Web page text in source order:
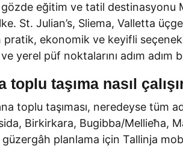
gözde eğitim ve tatil destinasyonu
St. Julian’s, Sliema, Valletta
ekonomik ve keyifli
yerel püf noktalarını adım adım
toplu taşıma nasıl
toplu taşıması, neredeyse tüm
Birkirkara, Bugibba/Mellieħa,
planlama için Tallinja